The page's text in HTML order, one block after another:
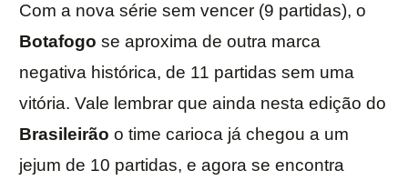
Com a nova série sem vencer (9 partidas), o
Botafogo se aproxima de outra marca
negativa histórica, de 11 partidas sem uma
vitória. Vale lembrar que ainda nesta edição do
Brasileirão o time carioca já chegou a um
jejum de 10 partidas, e agora se encontra